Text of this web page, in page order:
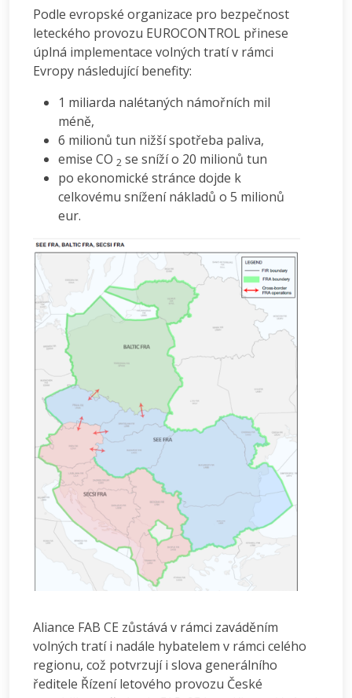
Podle evropské organizace pro bezpečnost
leteckého provozu EUROCONTROL přinese
úplná implementace volných tratí v rámci
Evropy následující benefity:
1 miliarda nalétaných námořních mil
méně,
6 milionů tun nižší spotřeba paliva,
emise CO 2 se sníží o 20 milionů tun
po ekonomické stránce dojde k
celkovému snížení nákladů o 5 milionů
eur.
Aliance FAB CE zůstává v rámci zaváděním
volných tratí i nadále hybatelem v rámci celého
regionu, což potvrzují i slova generálního
ředitele Řízení letového provozu České